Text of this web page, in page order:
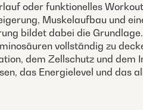
oder funktionelles
Muskelaufbau und
bildet dabei die
vollständig zu
dem Zellschutz und dem
das Energielevel und das